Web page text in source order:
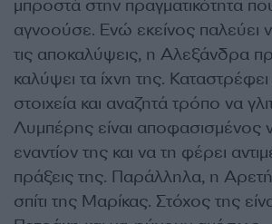
μπροστά στην πραγματικότητα
αγνοούσε. Ενώ εκείνος παλεύει
τις αποκαλύψεις, η Αλεξάνδρα
καλύψει τα ίχνη της. Καταστρέφει
στοιχεία και αναζητά τρόπο να
Λυμπέρης είναι αποφασισμένος
εναντίον της και να τη φέρει
πράξεις της. Παράλληλα, η
σπίτι της Μαρίκας. Στόχος της